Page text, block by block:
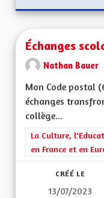
Échanges
Nathan Bauer
Mon Code postal
échanges
collège...
Filtrer les résultats
La Culture,
en France et en
CRÉÉ LE
13/07/2023